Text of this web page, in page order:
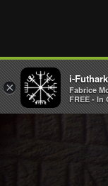
×
i-Futhark
Fabrice
FREE - In